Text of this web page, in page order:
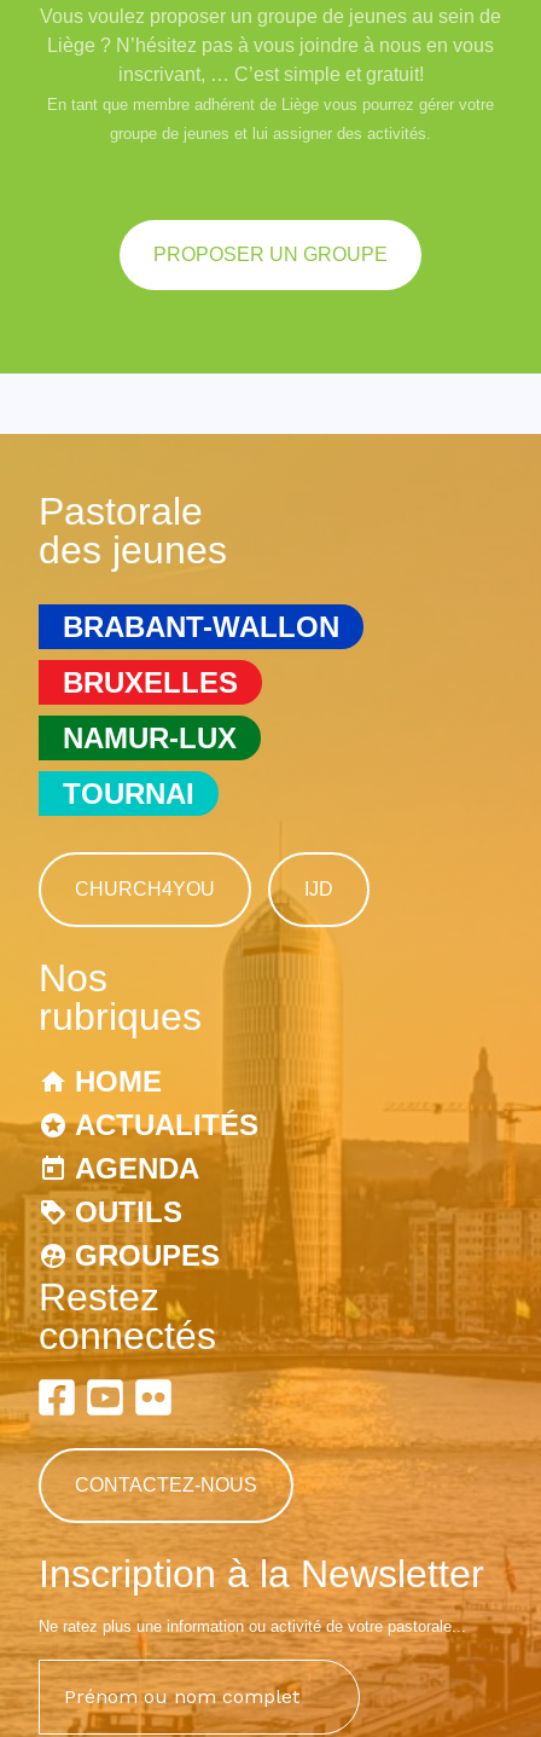
Vous voulez proposer un groupe de jeunes au sein de
Liège ? N’hésitez pas à vous joindre à nous en vous
inscrivant, … C’est simple et gratuit!
En tant que membre adhérent de Liège vous pourrez gérer votre
groupe de jeunes et lui assigner des activités.
PROPOSER UN GROUPE
Pastorale
des jeunes
BRABANT-WALLON
BRUXELLES
NAMUR-LUX
TOURNAI
CHURCH4YOU IJD
Nos
rubriques
HOME
ACTUALITÉS
AGENDA
OUTILS
GROUPES
Restez
connectés
CONTACTEZ-NOUS
Inscription à la Newsletter
Ne ratez plus une information ou activité de votre pastorale...